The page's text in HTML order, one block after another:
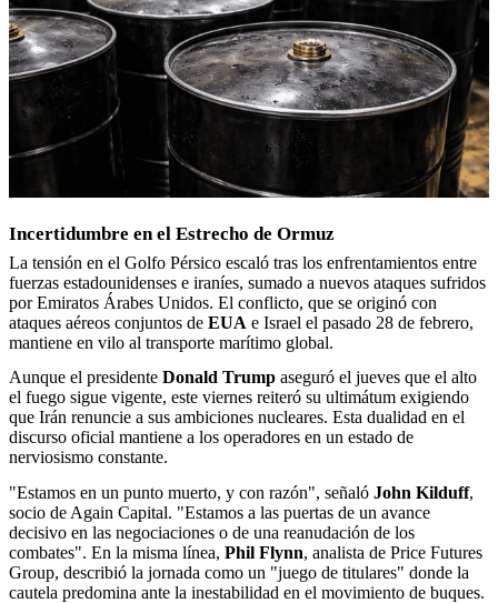
Incertidumbre en el Estrecho de Ormuz
La tensión en el Golfo Pérsico escaló tras los enfrentamientos entre
fuerzas estadounidenses e iraníes, sumado a nuevos ataques sufridos
por Emiratos Árabes Unidos. El conflicto, que se originó con
ataques aéreos conjuntos de EUA e Israel el pasado 28 de febrero,
mantiene en vilo al transporte marítimo global.
Aunque el presidente Donald Trump aseguró el jueves que el alto
el fuego sigue vigente, este viernes reiteró su ultimátum exigiendo
que Irán renuncie a sus ambiciones nucleares. Esta dualidad en el
discurso oficial mantiene a los operadores en un estado de
nerviosismo constante.
"Estamos en un punto muerto, y con razón", señaló John Kilduff,
socio de Again Capital. "Estamos a las puertas de un avance
decisivo en las negociaciones o de una reanudación de los
combates". En la misma línea, Phil Flynn, analista de Price Futures
Group, describió la jornada como un "juego de titulares" donde la
cautela predomina ante la inestabilidad en el movimiento de buques.